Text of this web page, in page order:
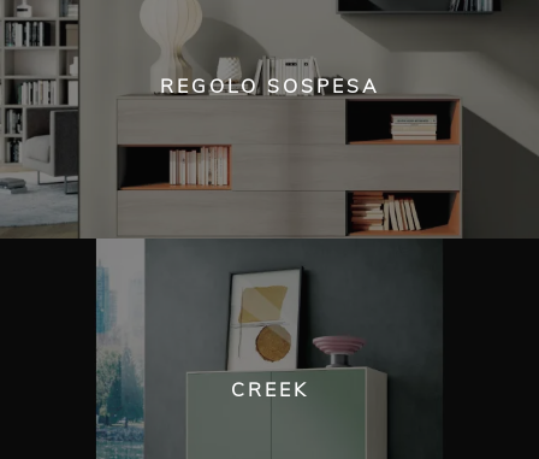
REGOLO SOSPESA
CREEK